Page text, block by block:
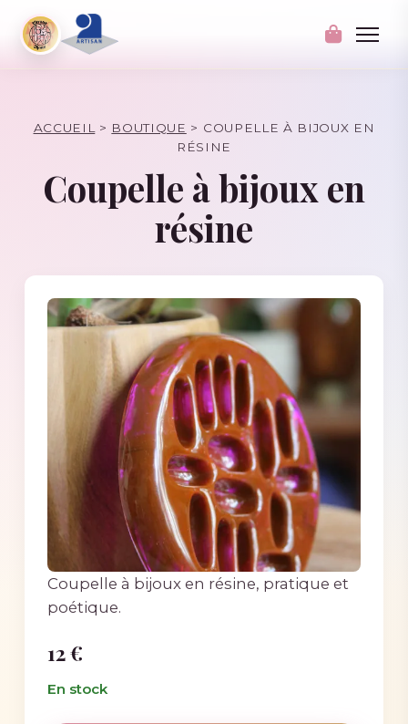
ACCUEIL > BOUTIQUE > COUPELLE À BIJOUX EN
RÉSINE
Coupelle à bijoux en
résine
Coupelle à bijoux en résine, pratique et
poétique.
12 €
En stock